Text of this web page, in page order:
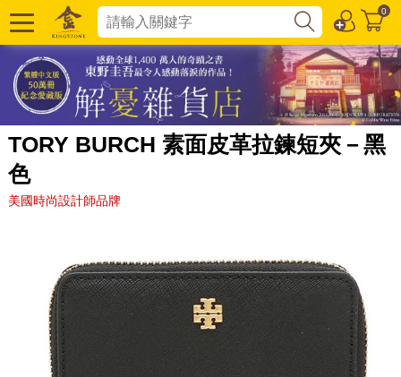
0
TORY BURCH 素面皮革拉鍊短夾－黑
色
美國時尚設計師品牌